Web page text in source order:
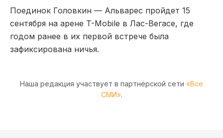
Поединок Головкин — Альварес пройдет 15
сентября на арене T-Mobile в Лас-Вегасе, где
годом ранее в их первой встрече была
зафиксирована ничья.
Наша редакция участвует в партнёрской сети «Все
СМИ».